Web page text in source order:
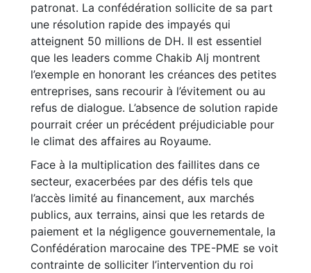
patronat. La confédération sollicite de sa part
une résolution rapide des impayés qui
atteignent 50 millions de DH. Il est essentiel
que les leaders comme Chakib Alj montrent
l’exemple en honorant les créances des petites
entreprises, sans recourir à l’évitement ou au
refus de dialogue. L’absence de solution rapide
pourrait créer un précédent préjudiciable pour
le climat des affaires au Royaume.
Face à la multiplication des faillites dans ce
secteur, exacerbées par des défis tels que
l’accès limité au financement, aux marchés
publics, aux terrains, ainsi que les retards de
paiement et la négligence gouvernementale, la
Confédération marocaine des TPE-PME se voit
contrainte de solliciter l’intervention du roi